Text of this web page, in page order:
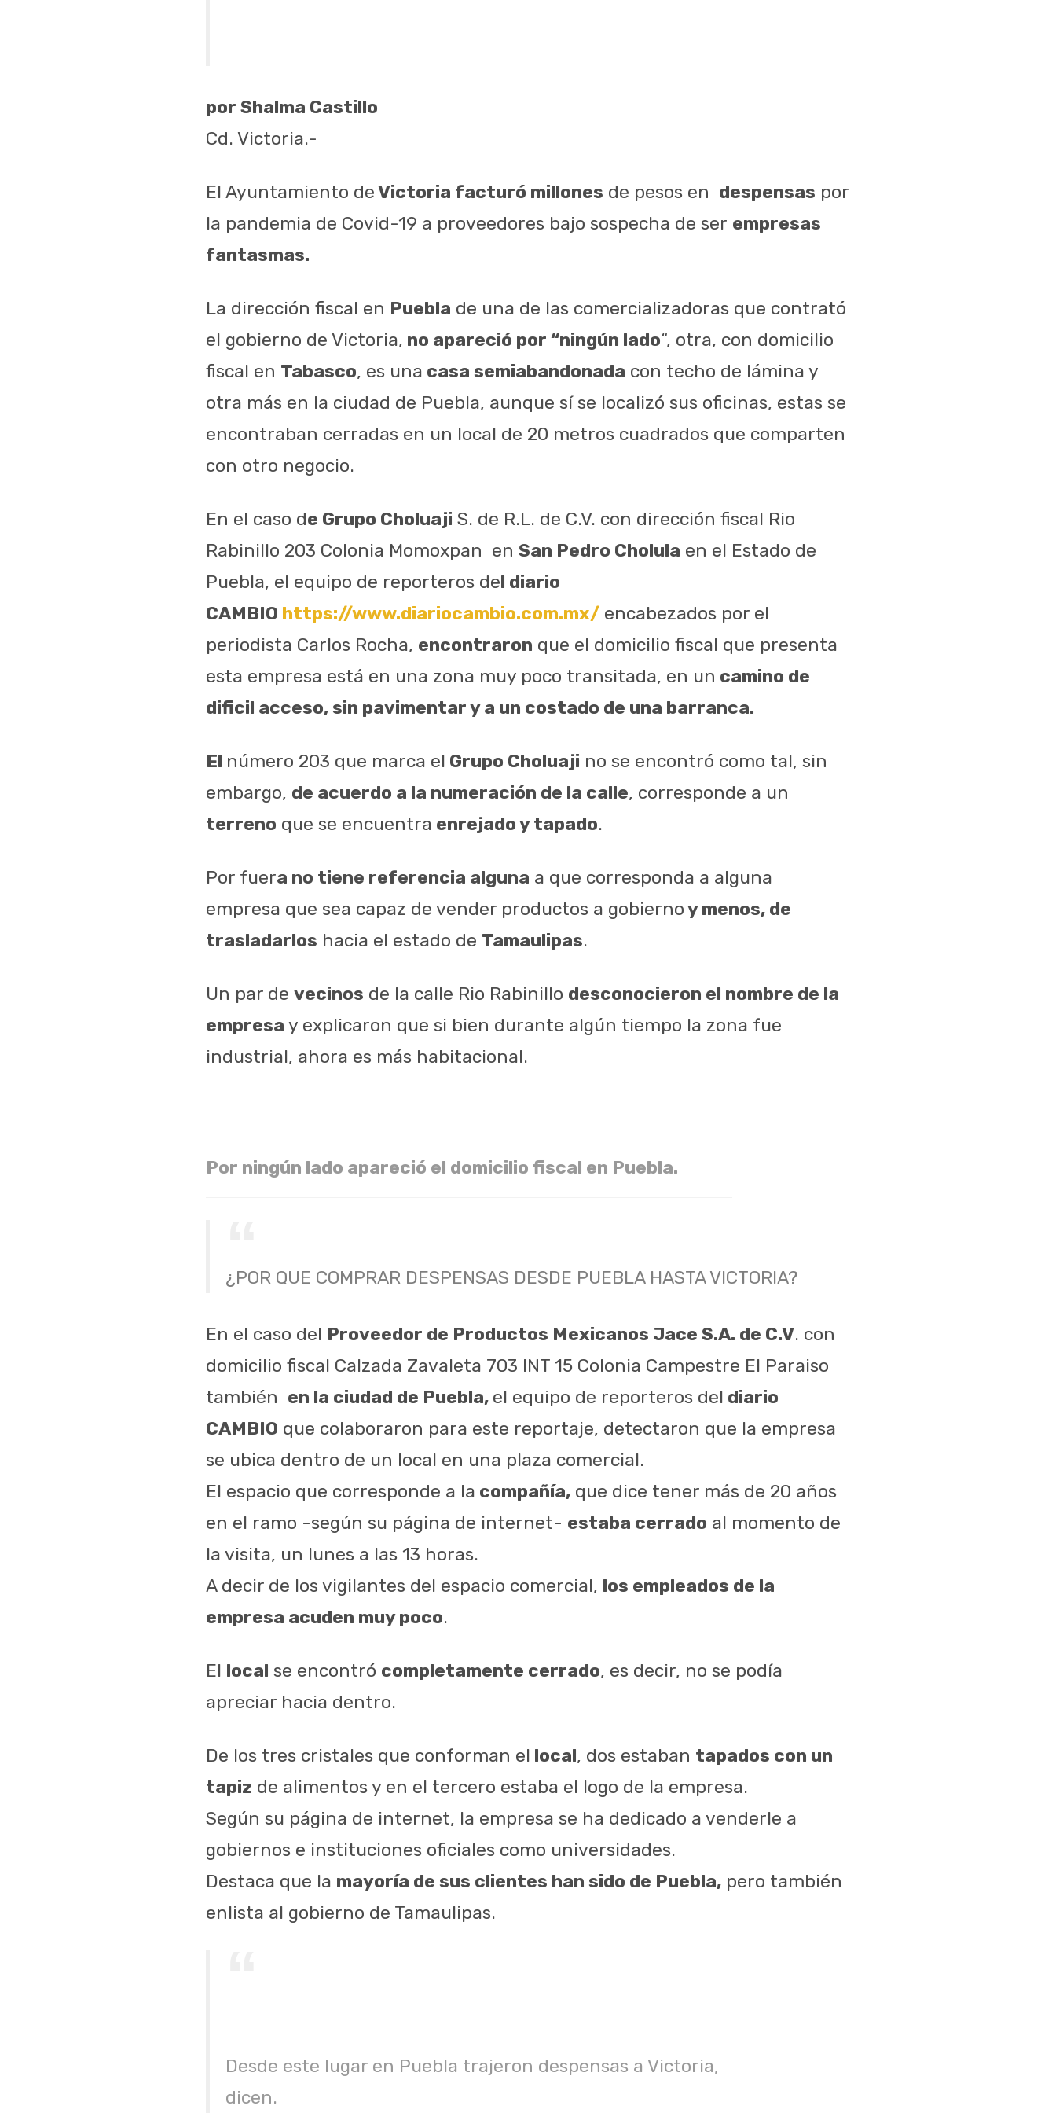
por Shalma Castillo
Cd. Victoria.-
El Ayuntamiento deVictoria facturó millones de pesos en despensas por
la pandemia de Covid-19 a proveedores bajo sospecha de ser empresas
fantasmas.
La dirección fiscal en Puebla de una de las comercializadoras que contrató
el gobierno de Victoria, no apareció por “ningún lado“, otra, con domicilio
fiscal en Tabasco, es una casa semiabandonada con techo de lámina y
otra más en la ciudad de Puebla, aunque sí se localizó sus oficinas, estas se
encontraban cerradas en un local de 20 metros cuadrados que comparten
con otro negocio.
En el caso de Grupo Choluaji S. de R.L. de C.V. con dirección fiscal Rio
Rabinillo 203 Colonia Momoxpan en San Pedro Cholula en el Estado de
Puebla, el equipo de reporteros del diario
CAMBIO https://www.diariocambio.com.mx/ encabezados por el
periodista Carlos Rocha, encontraron que el domicilio fiscal que presenta
esta empresa está en una zona muy poco transitada, en un camino de
dificil acceso, sin pavimentar y a un costado de una barranca.
El número 203 que marca el Grupo Choluaji no se encontró como tal, sin
embargo, de acuerdo a la numeración de la calle, corresponde a un
terreno que se encuentra enrejado y tapado.
Por fuera no tiene referencia alguna a que corresponda a alguna
empresa que sea capaz de vender productos a gobiernoy menos, de
trasladarlos hacia el estado de Tamaulipas.
Un par de vecinos de la calle Rio Rabinillo desconocieron el nombre de la
empresa y explicaron que si bien durante algún tiempo la zona fue
industrial, ahora es más habitacional.
Por ningún lado apareció el domicilio fiscal en Puebla.
¿POR QUE COMPRAR DESPENSAS DESDE PUEBLA HASTA VICTORIA?
En el caso del Proveedor de Productos Mexicanos Jace S.A. de C.V. con
domicilio fiscal Calzada Zavaleta 703 INT 15 Colonia Campestre El Paraiso
también en la ciudad de Puebla, el equipo de reporteros del diario
CAMBIO que colaboraron para este reportaje, detectaron que la empresa
se ubica dentro de un local en una plaza comercial.
El espacio que corresponde a la compañía, que dice tener más de 20 años
en el ramo -según su página de internet- estaba cerrado al momento de
la visita, un lunes a las 13 horas.
A decir de los vigilantes del espacio comercial, los empleados de la
empresa acuden muy poco.
El local se encontró completamente cerrado, es decir, no se podía
apreciar hacia dentro.
De los tres cristales que conforman el local, dos estaban tapados con un
tapiz de alimentos y en el tercero estaba el logo de la empresa.
Según su página de internet, la empresa se ha dedicado a venderle a
gobiernos e instituciones oficiales como universidades.
Destaca que la mayoría de sus clientes han sido de Puebla, pero también
enlista al gobierno de Tamaulipas.
Desde este lugar en Puebla trajeron despensas a Victoria,
dicen.